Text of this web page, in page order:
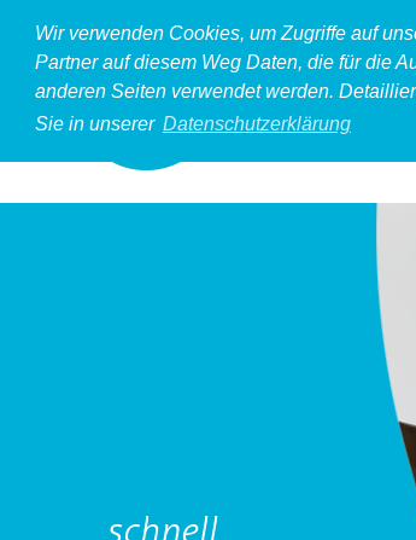
Wir verwenden Cookies, um Zugriffe auf
Partner auf diesem Weg Daten, die für die
anderen Seiten verwendet werden.
Sie in unserer Datenschutzerklärung
schnell